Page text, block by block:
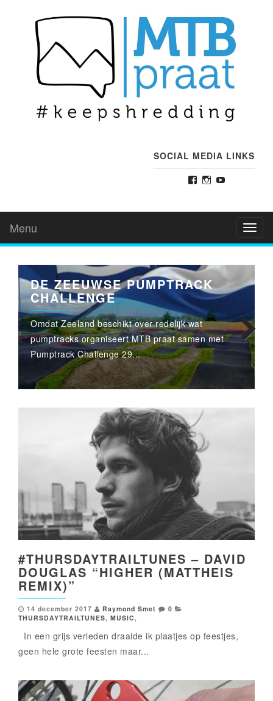
SOCIAL MEDIA LINKS
FacebookInstagram
Menu
DE ZEEUWSE PUMPTRACK
CHALLENGE
Omdat Zeeland beschikt over redelijk wat
pumptracks organiseert MTB praat samen met
Pumptrack Challenge 29...
Next
#THURSDAYTRAILTUNES – DAVID
DOUGLAS “HIGHER (MATTHEIS
REMIX)”
14 december 2017 Raymond Smet
0
THURSDAYTRAILTUNES, MUSIC,
In een grijs verleden draaide ik plaatjes op feestjes,
geen hele grote feesten maar...